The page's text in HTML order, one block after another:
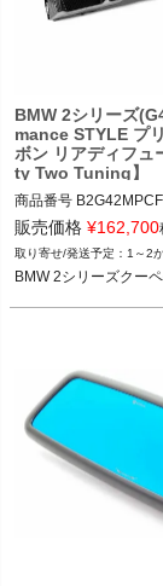
BMW 2シリーズ
mance STYLE プ
ボン リアディフュ
ty Two Tuning】
商品番号
12TTT"BMW 2
ORMANCE STYLE
EAR DIFFUSER"
販売価格 ¥162,700
1～2
BMW 2シリーズクー